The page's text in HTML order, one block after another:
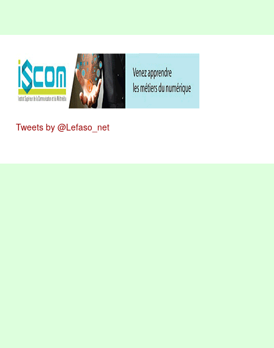
Tweets by @Lefaso_net